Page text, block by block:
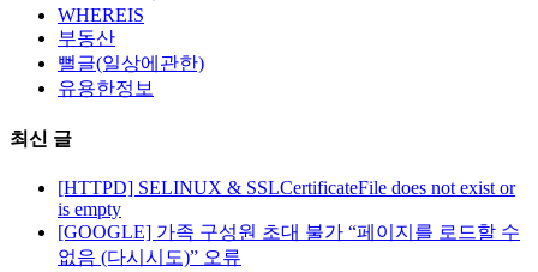
WHEREIS
부동산
뻘글(일상에관한)
유용한정보
최신 글
[HTTPD] SELINUX & SSLCertificateFile does not exist or
is empty
[GOOGLE] 가족 구성원 초대 불가 “페이지를 로드할 수
없음 (다시시도)” 오류